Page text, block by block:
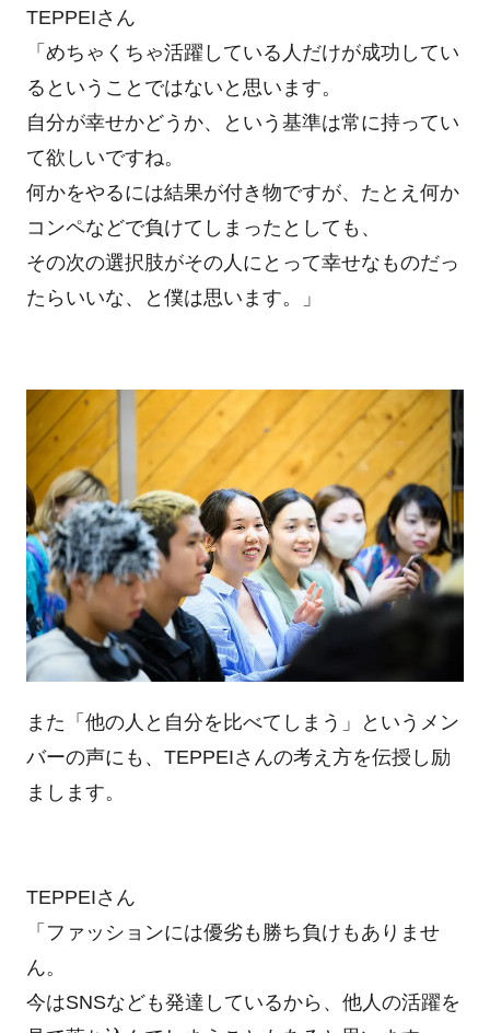
TEPPEIさん
「めちゃくちゃ活躍している人だけが成功してい
るということではないと思います。
自分が幸せかどうか、という基準は常に持ってい
て欲しいですね。
何かをやるには結果が付き物ですが、たとえ何か
コンペなどで負けてしまったとしても、
その次の選択肢がその人にとって幸せなものだっ
たらいいな、と僕は思います。」
また「他の人と自分を比べてしまう」というメン
バーの声にも、TEPPEIさんの考え方を伝授し励
まします。
TEPPEIさん
「ファッションには優劣も勝ち負けもありませ
ん。
今はSNSなども発達しているから、他人の活躍を